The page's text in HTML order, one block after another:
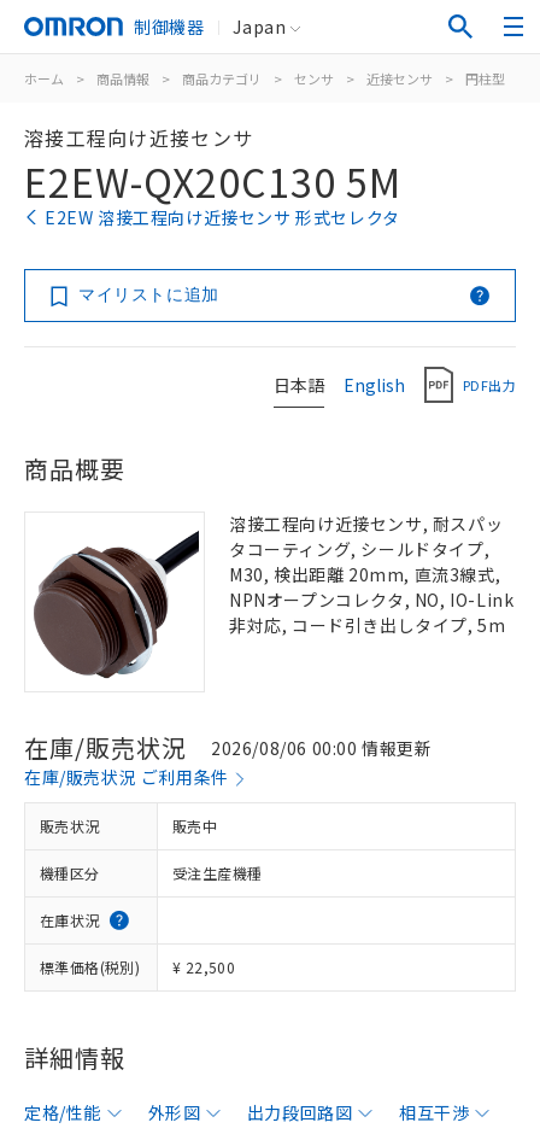
制御機器 Japan
ホーム > 商品情報 > 商品カテゴリ > センサ > 近接センサ > 円柱型
溶接工程向け近接センサ
E2EW-QX20C130 5M
E2EW 溶接工程向け近接センサ 形式セレクタ
マイリストに追加
日本語 English PDF出力
商品概要
溶接工程向け近接センサ, 耐スパッ
タコーティング, シールドタイプ,
M30, 検出距離 20mm, 直流3線式,
NPNオープンコレクタ, NO, IO-Link
非対応, コード引き出しタイプ, 5m
在庫/販売状況
2026/08/06 00:00 情報更新
在庫/販売状況 ご利用条件
販売状況 販売中
機種区分 受注生産機種
在庫状況
標準価格(税別) ¥ 22,500
詳細情報
定格/性能 外形図 出力段回路図
相互干渉